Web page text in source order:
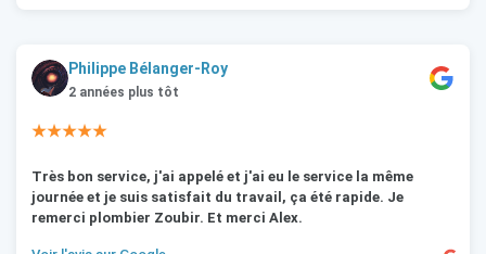
Philippe Bélanger-Roy
2 années plus tôt
★★★★★
Très bon service, j'ai appelé et j'ai eu le service la même
journée et je suis satisfait du travail, ça été rapide. Je
remerci plombier Zoubir. Et merci Alex.